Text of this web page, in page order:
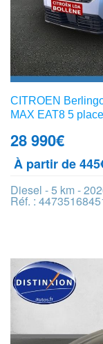
CITROEN
MAX EAT8 5
28 990€
À partir de
Diesel - 5 km -
Réf. :